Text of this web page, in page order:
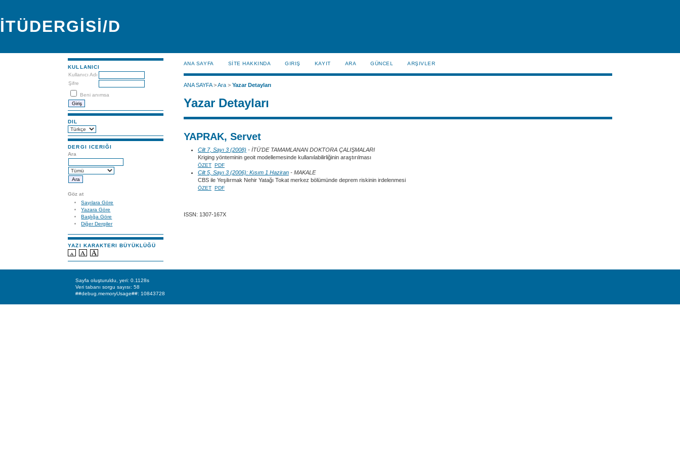
İTÜDERGİSİ/D
KULLANICI
Kullanıcı Adı
Şifre
Beni anımsa
DIL
DERGI ICERIĞI
Ara
Göz at
Sayılara Göre
Yazara Göre
Başlığa Göre
Diğer Dergiler
YAZI KARAKTERI BÜYÜKLÜĞÜ
ANA SAYFA SİTE HAKKINDA GIRIŞ KAYIT ARA GÜNCEL ARŞIVLER
ANA SAYFA>Ara> Yazar Detayları
Yazar Detayları
YAPRAK, Servet
Cilt 7, Sayı 3 (2008) - İTÜ'DE TAMAMLANAN DOKTORA ÇALIŞMALARI
Kriging yönteminin geoit modellemesinde kullanılabilirliğinin araştırılması
ÖZET PDF
Cilt 5, Sayı 3 (2006): Kısım 1 Haziran- MAKALE
CBS ile Yeşilırmak Nehir Yatağı Tokat merkez bölümünde deprem riskinin irdelenmesi
ÖZET PDF
ISSN: 1307-167X
Sayfa oluşturuldu, yeri: 0.1128s
Veri tabanı sorgu sayısı: 58
##debug.memoryUsage##: 10843728